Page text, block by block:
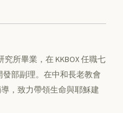
所畢業，在 KKBOX 任職七
發部副理。在中和長老教會
，致力帶領生命與耶穌建